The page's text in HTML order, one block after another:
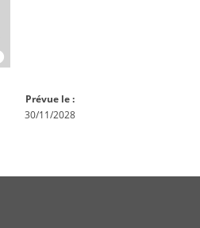
Prévue le :
30/11/2028